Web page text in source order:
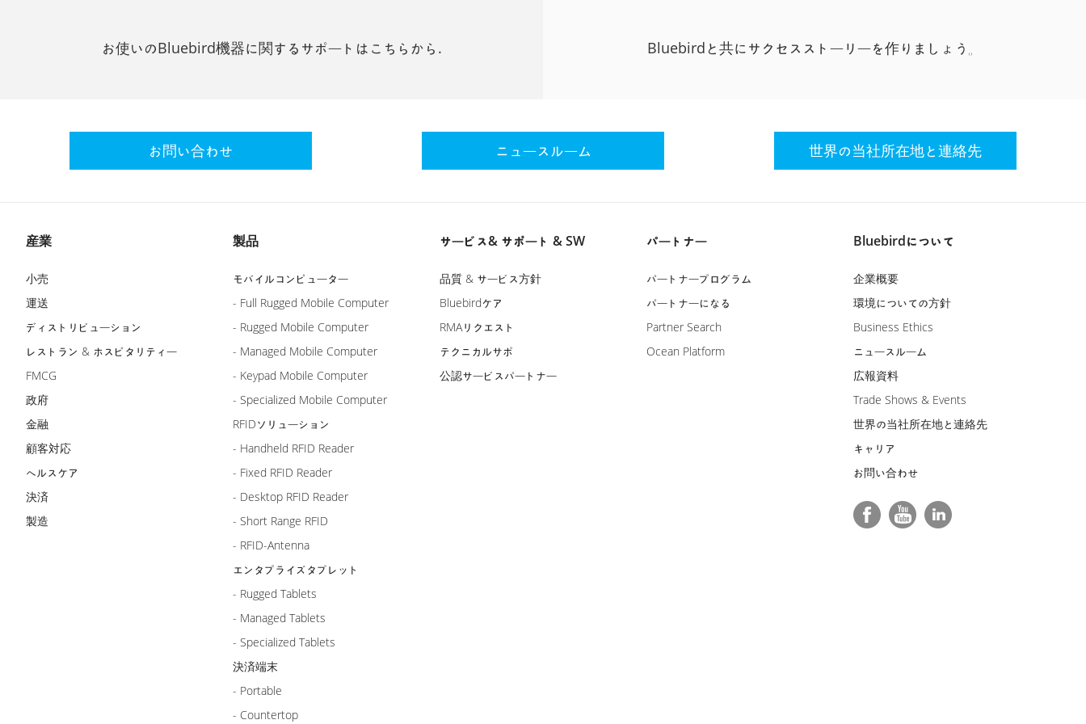
お使いのBluebird機器に関するサポートはこちらから. Bluebirdと共にサクセスストーリーを作りましょう。
お問い合わせ ニュースルーム 世界の当社所在地と連絡先
産業
小売
運送
ディストリビューション
レストラン & ホスピタリティー
FMCG
政府
金融
顧客対応
ヘルスケア
決済
製造
製品
モバイルコンピューター
- Full Rugged Mobile Computer
- Rugged Mobile Computer
- Managed Mobile Computer
- Keypad Mobile Computer
- Specialized Mobile Computer
RFIDソリューション
- Handheld RFID Reader
- Fixed RFID Reader
- Desktop RFID Reader
- Short Range RFID
- RFID-Antenna
エンタプライズタブレット
- Rugged Tablets
- Managed Tablets
- Specialized Tablets
決済端末
- Portable
- Countertop
サービス& サポート & SW
品質 & サービス方針
Bluebirdケア
RMAリクエスト
テクニカルサポ
公認サービスパートナー
パートナー
パートナープログラム
パートナーになる
Partner Search
Ocean Platform
Bluebirdについて
企業概要
環境についての方針
Business Ethics
ニュースルーム
広報資料
Trade Shows & Events
世界の当社所在地と連絡先
キャリア
お問い合わせ